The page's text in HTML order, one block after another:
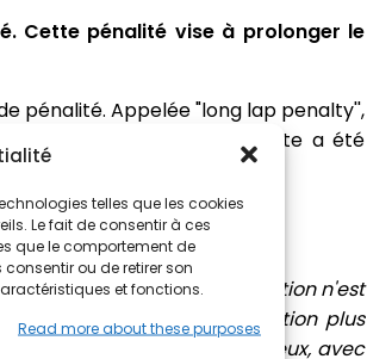
telles que les cookies
Le fait de consentir à ces
que le comportement de
ou de retirer son
et fonctions.
Read more about these purposes
Cette pénalité vise à prolonger le
pénalité. Appelée "long lap penalty'',
c'est au virage 6 que la piste a été
à abandonner une position n'est
nous semble une solution plus
alternatif sera tracé mieux, avec